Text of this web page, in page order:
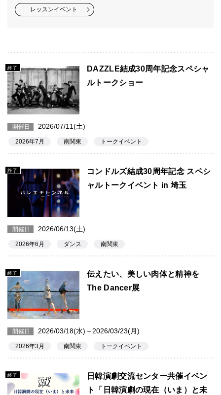
レッスンイベント
終了
DAZZLE結成30周年記念スペシャ
ルトークショー
開催日 2026/07/11(土)
2026年7月 南関東 トークイベント
終了
コンドルズ結成30周年記念 スペシ
ャルトークイベント in 埼玉
開催日 2026/06/13(土)
2026年6月 ダンス 南関東
終了
伝えたい、美しい肉体と精神を
The Dancer展
開催日 2026/03/18(水)～2026/03/23(月)
2026年3月 南関東 トークイベント
終了
日韓演劇交流センター共催イベン
ト「日韓演劇の現在（いま）と未